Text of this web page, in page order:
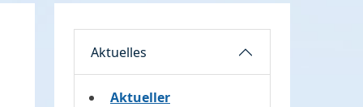
Aktuelles
Aktueller